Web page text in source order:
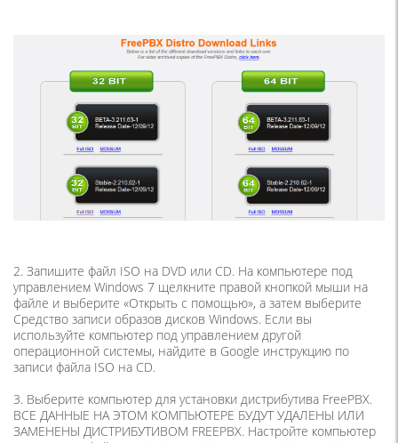
2. Запишите файл ISO на DVD или CD. На компьютере под
управлением Windows 7 щелкните правой кнопкой мыши на
файле и выберите «Открыть с помощью», а затем выберите
Средство записи образов дисков Windows. Если вы
используйте компьютер под управлением другой
операционной системы, найдите в Google инструкцию по
записи файла ISO на CD.
3. Выберите компьютер для установки дистрибутива FreePBX.
ВСЕ ДАННЫЕ НА ЭТОМ КОМПЬЮТЕРЕ БУДУТ УДАЛЕНЫ ИЛИ
ЗАМЕНЕНЫ ДИСТРИБУТИВОМ FREEPBX. Настройте компьютер